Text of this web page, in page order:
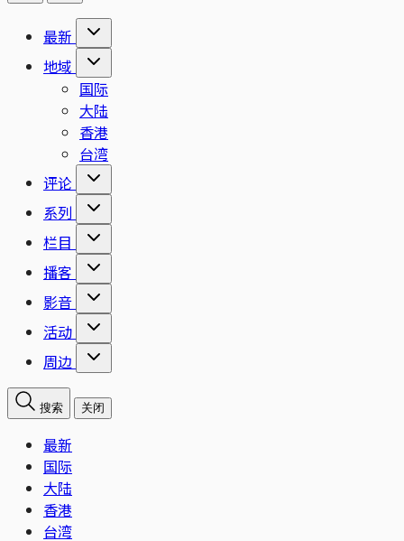
最新
地域
国际
大陆
香港
台湾
评论
系列
栏目
播客
影音
活动
周边
搜索 关闭
最新
国际
大陆
香港
台湾